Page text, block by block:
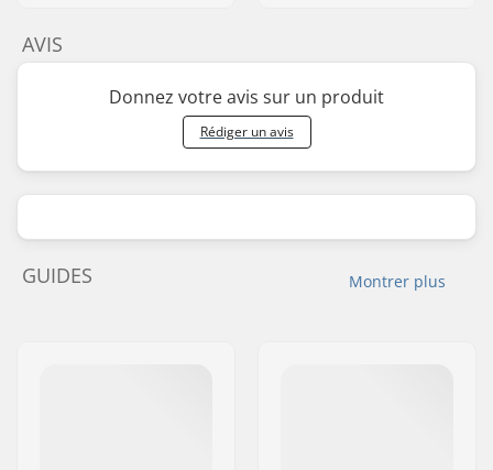
AVIS
Donnez votre avis sur un produit
Rédiger un avis
Montrer plus
GUIDES